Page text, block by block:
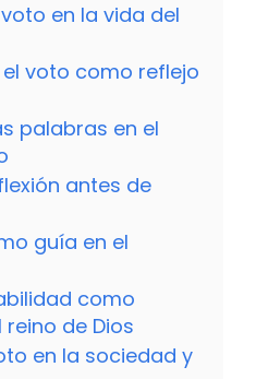
en la vida del
voto como reflejo
palabras en el
antes de
guía en el
como
de Dios
en la sociedad y